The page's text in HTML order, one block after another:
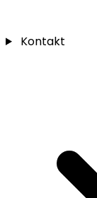
Kontakt